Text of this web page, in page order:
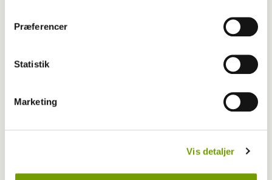
Præferencer
Statistik
Marketing
Vis detaljer
Agility
Danske NM–medaljer i agility